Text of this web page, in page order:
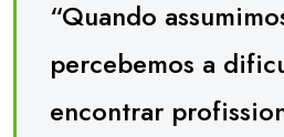
“Quando
percebemos a
encontrar